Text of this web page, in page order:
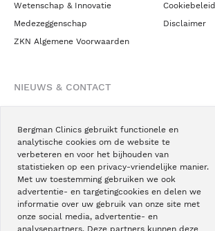
Bergman Clinics gebruikt functionele en
analytische cookies om de website te
verbeteren en voor het bijhouden van
statistieken op een privacy-vriendelijke manier.
Met uw toestemming gebruiken we ook
advertentie- en targetingcookies en delen we
informatie over uw gebruik van onze site met
onze social media, advertentie- en
Wetenschap & Innovatie
Medezeggenschap
ZKN Algemene Voorwaarden
Cookiebeleid
Disclaimer
NIEUWS & CONTACT
Blogs
Podcast
Pressroom
Instagram
Facebook
LinkedIn